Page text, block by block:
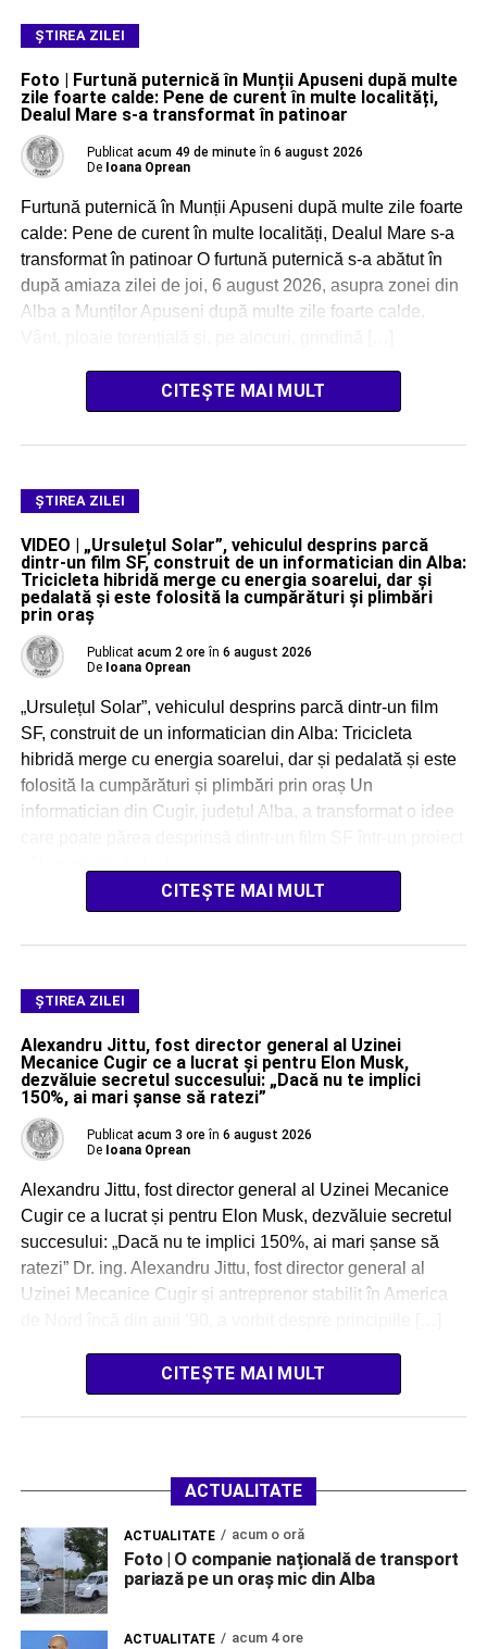
ŞTIREA ZILEI
Foto | Furtună puternică în Munții Apuseni după multe
zile foarte calde: Pene de curent în multe localități,
Dealul Mare s-a transformat în patinoar
Publicat acum 49 de minute în 6 august 2026
De Ioana Oprean
Furtună puternică în Munții Apuseni după multe zile foarte
calde: Pene de curent în multe localități, Dealul Mare s-a
transformat în patinoar O furtună puternică s-a abătut în
după amiaza zilei de joi, 6 august 2026, asupra zonei din
Alba a Munților Apuseni după multe zile foarte calde.
CITEȘTE MAI MULT
ŞTIREA ZILEI
VIDEO | „Ursulețul Solar”, vehiculul desprins parcă
dintr-un film SF, construit de un informatician din Alba:
Tricicleta hibridă merge cu energia soarelui, dar și
pedalată și este folosită la cumpărături și plimbări
prin oraș
Publicat acum 2 ore în 6 august 2026
De Ioana Oprean
„Ursulețul Solar”, vehiculul desprins parcă dintr-un film
SF, construit de un informatician din Alba: Tricicleta
hibridă merge cu energia soarelui, dar și pedalată și este
folosită la cumpărături și plimbări prin oraș Un
informatician din Cugir, județul Alba, a transformat o idee
CITEȘTE MAI MULT
ŞTIREA ZILEI
Alexandru Jittu, fost director general al Uzinei
Mecanice Cugir ce a lucrat și pentru Elon Musk,
dezvăluie secretul succesului: „Dacă nu te implici
150%, ai mari șanse să ratezi”
Publicat acum 3 ore în 6 august 2026
De Ioana Oprean
Alexandru Jittu, fost director general al Uzinei Mecanice
Cugir ce a lucrat și pentru Elon Musk, dezvăluie secretul
succesului: „Dacă nu te implici 150%, ai mari șanse să
ratezi” Dr. ing. Alexandru Jittu, fost director general al
Uzinei Mecanice Cugir și antreprenor stabilit în America
CITEȘTE MAI MULT
ACTUALITATE
ACTUALITATE acum o oră
Foto | O companie națională de transport
pariază pe un oraș mic din Alba
ACTUALITATE acum 4 ore